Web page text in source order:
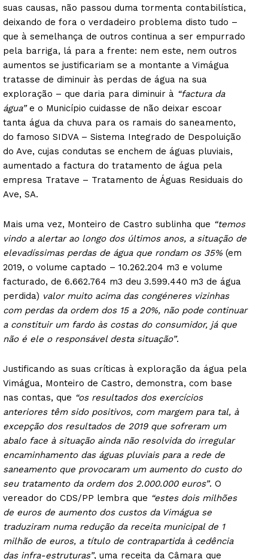
suas causas, não passou duma tormenta contabilística,
deixando de fora o verdadeiro problema disto tudo –
que à semelhança de outros continua a ser empurrado
pela barriga, lá para a frente: nem este, nem outros
aumentos se justificariam se a montante a Vimágua
tratasse de diminuir às perdas de água na sua
exploração – que daria para diminuir à “factura da
água”e o Município cuidasse de não deixar escoar
tanta água da chuva para os ramais do saneamento,
do famoso SIDVA – Sistema Integrado de Despoluição
do Ave, cujas condutas se enchem de águas pluviais,
aumentado a factura do tratamento de água pela
empresa Tratave – Tratamento de Águas Residuais do
Ave, SA.
Mais uma vez, Monteiro de Castro sublinha que “temos
vindo a alertar ao longo dos últimos anos, a situação de
elevadíssimas perdas de água que rondam os 35% (em
2019, o volume captado – 10.262.204 m3 e volume
facturado, de 6.662.764 m3 deu 3.599.440 m3 de água
perdida) valor muito acima das congéneres vizinhas
com perdas da ordem dos 15 a 20%, não pode continuar
a constituir um fardo às costas do consumidor, já que
não é ele o responsável desta situação”.
Justificando as suas críticas à exploração da água pela
Vimágua, Monteiro de Castro, demonstra, com base
nas contas, que “os resultados dos exercícios
anteriores têm sido positivos, com margem para tal, à
excepção dos resultados de 2019 que sofreram um
abalo face à situação ainda não resolvida do irregular
encaminhamento das águas pluviais para a rede de
saneamento que provocaram um aumento do custo do
seu tratamento da ordem dos 2.000.000 euros”. O
vereador do CDS/PP lembra que “estes dois milhões
de euros de aumento dos custos da Vimágua se
traduziram numa redução da receita municipal de 1
milhão de euros, a título de contrapartida à cedência
das infra-estruturas”, uma receita da Câmara que